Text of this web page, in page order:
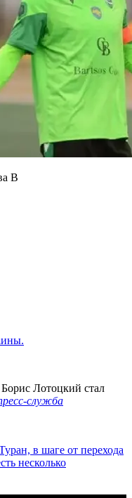
В
Лотоцкий стал
служба
в шаге от перехода
несколько